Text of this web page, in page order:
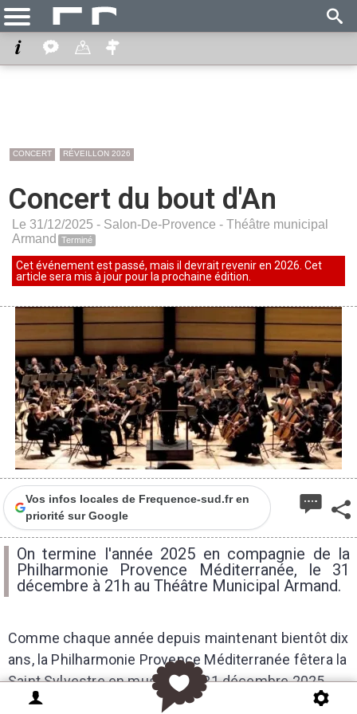
CONCERT RÉVEILLON 2026
Concert du bout d'An
Le 31/12/2025 - Salon-De-Provence - Théâtre municipal
Armand
Terminé
Cet événement est passé, mais il devrait revenir en 2026. Cet
article sera mis à jour pour la prochaine édition.
Vos infos locales de Frequence-sud.fr en
priorité sur Google
On termine l'année 2025 en compagnie de la
Philharmonie Provence Méditerranée, le 31
décembre à 21h au Théâtre Municipal Armand.
Comme chaque année depuis maintenant bientôt dix
ans, la Philharmonie Provence Méditerranée fêtera la
Saint Sylvestre en musique le 31 décembre 2025
avec son concert du “Bout de l’An“, devenu pour tous